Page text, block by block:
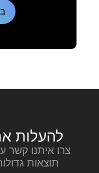
להעלות
צרו איתנו קשר
תוצאות